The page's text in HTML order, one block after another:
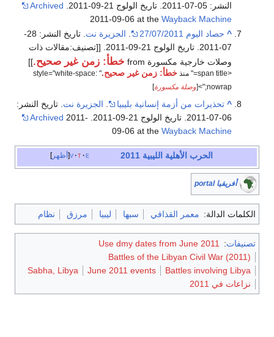
النشر: 05-07-2011. تاريخ الولوج 21-09-2011.
Archived
2011-09-06 at theWayback Machine
^ حصاد اليوم 27/07/2011 الجزيرة نت
. تاريخ النشر: 28-
07-2011. تاريخ الولوج 21-09-2011. [[تصنيف:مقالات ذات
وصلات خارجية مكسورة from
خطأ: زمن غير صحيح.]]
<span title=" منذ خطأ: زمن غير صحيح.
" style="white-space:
nowrap;">[
وصلة مكسورة]
^ تحذيرات من أزمة إنسانية بليبيا . الجزيرة نت. تاريخ النشر:
06-07-2011. تاريخ الولوج 21-09-2011.
Archived 2011-
09-06 at theWayback Machine
أظهر v t e الحرب الأهلية الليبية 2011
أفريقيا portal
الكلمات الدالة: معمر القذافي سبها ليبيا مرزق نظام
تصنيفات:
Use dmy dates from June 2011
Battles of the Libyan Civil War (2011)
Battles involving Libya
June 2011 events
Sabha, Libya
نزاعات في 2011